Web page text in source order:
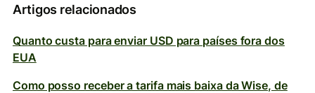
Artigos relacionados
Quanto custa para enviar USD para países fora dos
EUA
Como posso receber a tarifa mais baixa da Wise, de